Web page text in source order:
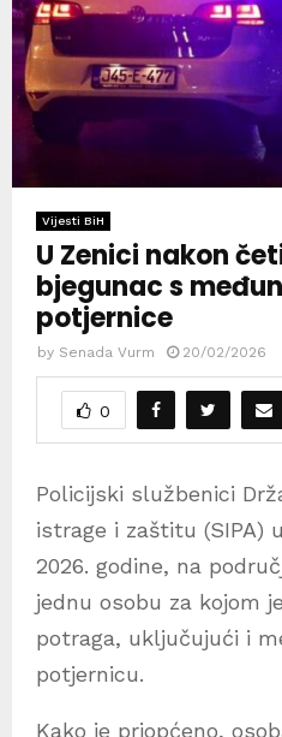
Vijesti BiH
U Zenici nakon
bjegunac s
potjernice
by Senada Vurm 20/02/2026
0
Policijski službenici
istrage i zaštitu (SIPA)
2026. godine, na
jednu osobu za kojom
potraga, uključujući i
potjernicu.
Kako je priopćeno,